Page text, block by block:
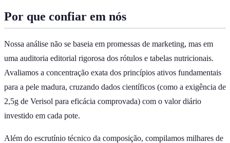
Por que confiar em nós
Nossa análise não se baseia em promessas de marketing, mas em
uma auditoria editorial rigorosa dos rótulos e tabelas nutricionais.
Avaliamos a concentração exata dos princípios ativos fundamentais
para a pele madura, cruzando dados científicos (como a exigência de
2,5g de Verisol para eficácia comprovada) com o valor diário
investido em cada pote.
Além do escrutínio técnico da composição, compilamos milhares de